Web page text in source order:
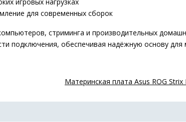
для современных сборок
стриминга и производительных
подключения, обеспечивая надёжную основу
Материнская плата Asus ROG